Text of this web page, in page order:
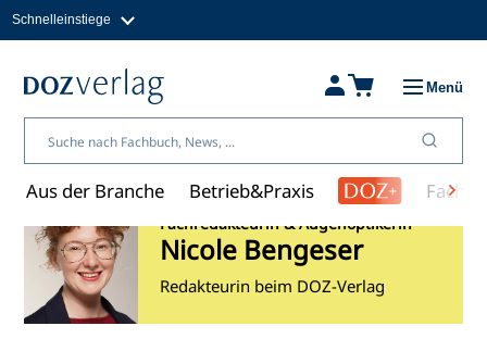
Inhalt
Schnelleinstiege
Fachbücher & Shop
Über uns
Menü
Aus der Branche Betrieb&Praxis
Fachredakteurin & Augenoptikerin
Nicole Bengeser
Redakteurin beim DOZ-Verlag